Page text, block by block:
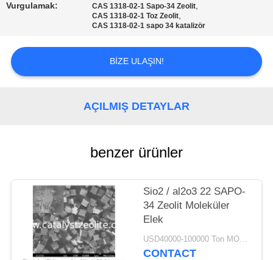
VAKALAR
SITE
HARITASI
Vurgulamak: CAS 1318-02-1 Sapo-34 Zeolit,
CAS 1318-02-1 Toz Zeolit,
CAS 1318-02-1 sapo 34 katalizör
BIZE ULAŞIN!
AÇILMIŞ DETAYLAR
benzer ürünler
Sio2 / al2o3 22 SAPO-
34 Zeolit ​​Moleküler
Elek
USD40000-100000 Ton MOQ:1 kg
CONTACT